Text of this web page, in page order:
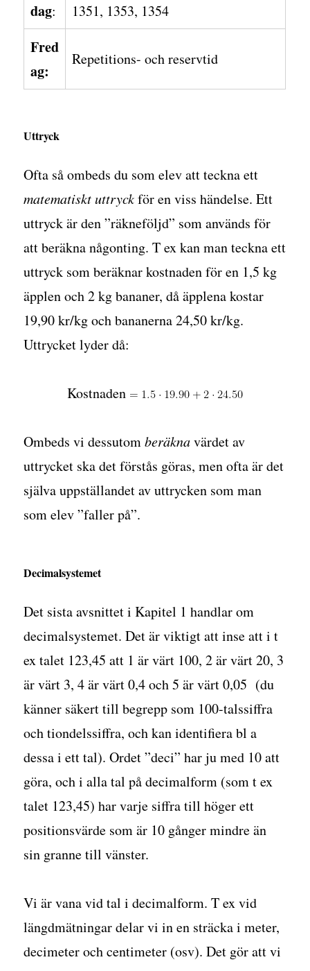
dag:
1351, 1353, 1354
Fred
ag:
Repetitions- och reservtid
Uttryck
Ofta så ombeds du som elev att teckna ett
matematiskt uttryckför en viss händelse. Ett
uttryck är den ”räkneföljd” som används för
att beräkna någonting. T ex kan man teckna ett
uttryck som beräknar kostnaden för en 1,5 kg
äpplen och 2 kg bananer, då äpplena kostar
19,90 kr/kg och bananerna 24,50 kr/kg.
Uttrycket lyder då:
Kostnaden
Ombeds vi dessutomberäknavärdet av
uttrycket ska det förstås göras, men ofta är det
själva uppställandet av uttrycken som man
som elev ”faller på”.
Decimalsystemet
Det sista avsnittet i Kapitel 1 handlar om
decimalsystemet. Det är viktigt att inse att i t
ex talet 123,45 att 1 är värt 100, 2 är värt 20, 3
är värt 3, 4 är värt 0,4 och 5 är värt 0,05 (du
känner säkert till begrepp som 100-talssiffra
och tiondelssiffra, och kan identifiera bl a
dessa i ett tal). Ordet ”deci” har ju med 10 att
göra, och i alla tal på decimalform (som t ex
talet 123,45) har varje siffra till höger ett
positionsvärde som är 10 gånger mindre än
sin granne till vänster.
Vi är vana vid tal i decimalform. T ex vid
längdmätningar delar vi in en sträcka i meter,
decimeter och centimeter (osv). Det gör att vi